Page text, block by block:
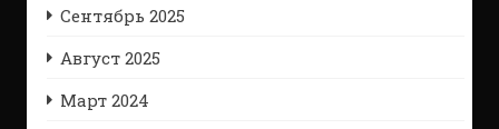
Сентябрь 2025
Август 2025
Март 2024